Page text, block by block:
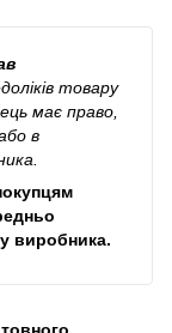
товару
має право,
в
виробника.